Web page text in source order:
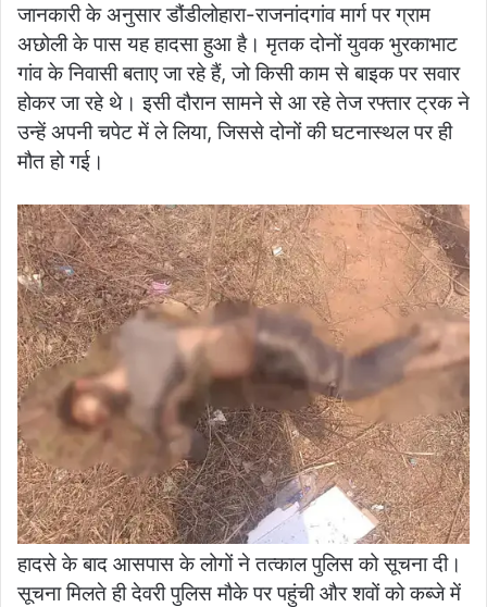
जानकारी के अनुसार डौंडीलोहारा-राजनांदगांव मार्ग पर ग्राम
अछोली के पास यह हादसा हुआ है। मृतक दोनों युवक भुरकाभाट
गांव के निवासी बताए जा रहे हैं, जो किसी काम से बाइक पर सवार
होकर जा रहे थे। इसी दौरान सामने से आ रहे तेज रफ्तार ट्रक ने
उन्हें अपनी चपेट में ले लिया, जिससे दोनों की घटनास्थल पर ही
मौत हो गई।
हादसे के बाद आसपास के लोगों ने तत्काल पुलिस को सूचना दी।
सूचना मिलते ही देवरी पुलिस मौके पर पहुंची और शवों को कब्जे में